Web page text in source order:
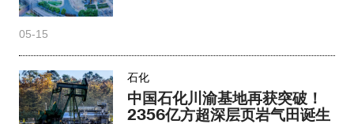
05-15
石化
中国石化川渝基地再获突破！
2356亿方超深层页岩气田诞生